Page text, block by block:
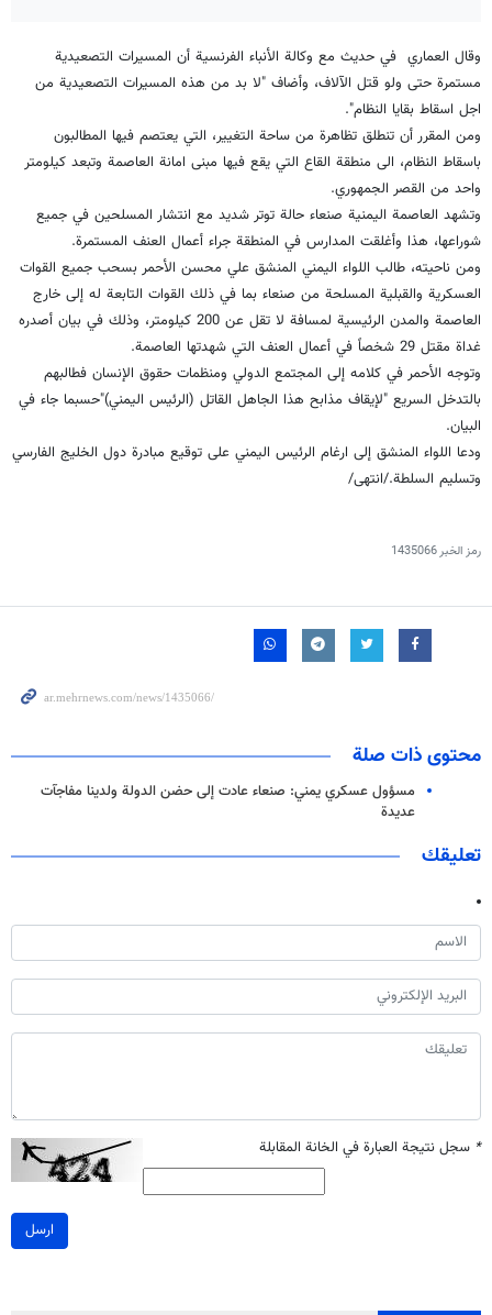
وقال العماري في حديث مع وكالة الأنباء الفرنسية أن المسيرات التصعيدية
مستمرة حتى ولو قتل الآلاف، وأضاف "لا بد من هذه المسيرات التصعيدية من
اجل اسقاط بقايا النظام".
ومن المقرر أن تنطلق تظاهرة من ساحة التغيير، التي يعتصم فيها المطالبون
باسقاط النظام، الى منطقة القاع التي يقع فيها مبنى امانة العاصمة وتبعد كيلومتر
واحد من القصر الجمهوري.
وتشهد العاصمة اليمنية صنعاء حالة توتر شديد مع انتشار المسلحين في جميع
شوراعها، هذا وأغلقت المدارس في المنطقة جراء أعمال العنف المستمرة.
ومن ناحيته، طالب اللواء اليمني المنشق علي محسن الأحمر بسحب جميع القوات
العسكرية والقبلية المسلحة من صنعاء بما في ذلك القوات التابعة له إلى خارج
العاصمة والمدن الرئيسية لمسافة لا تقل عن 200 كيلومتر، وذلك في بيان أصدره
غداة مقتل 29 شخصاً في أعمال العنف التي شهدتها العاصمة.
وتوجه الأحمر في كلامه إلى المجتمع الدولي ومنظمات حقوق الإنسان فطالبهم
بالتدخل السريع "لإيقاف مذابح هذا الجاهل القاتل (الرئيس اليمني)"حسبما جاء في
البيان.
ودعا اللواء المنشق إلى ارغام الرئيس اليمني على توقيع مبادرة دول الخليج الفارسي
وتسليم السلطة./انتهى/
رمز الخبر1435066
محتوى ذات صلة
مسؤول عسكري يمني: صنعاء عادت إلى حضن الدولة ولدينا مفاجآت
عديدة
تعليقك
* سجل نتيجة العبارة في الخانة المقابلة
ارسل